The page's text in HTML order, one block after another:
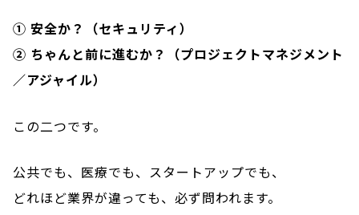
① 安全か？（セキュリティ）
② ちゃんと前に進むか？（プロジェクトマネジメント
／アジャイル）
この二つです。
公共でも、医療でも、スタートアップでも、
どれほど業界が違っても、必ず問われます。